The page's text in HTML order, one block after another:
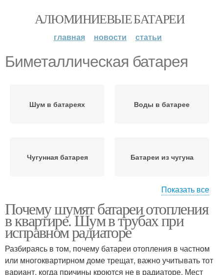
АЛЮМИНИЕВЫЕ БАТАРЕИ
главная новости статьи
Биметаллическая батарея
Шум в батареях Воды в батарее
Чугунная батарея Батареи из чугуна
Чугунные батареи
батарее
Воды в чугунных
батареях
Биметаллический
радиатор
Показать все
Почему шумят батареи отопления
в квартире. Шум в трубах при
исправном радиаторе
Разбираясь в том, почему батареи отопления в частном
или многоквартирном доме трещат, важно учитывать тот
вариант, когда причины кроются не в радиаторе. Мест